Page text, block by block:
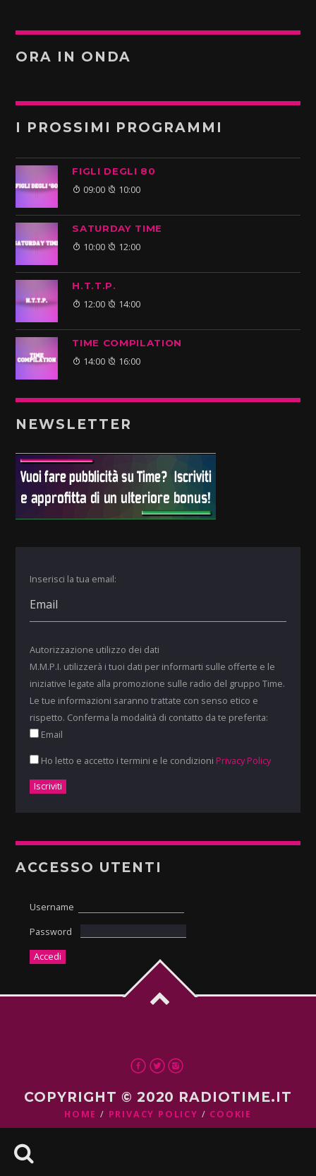
ORA IN ONDA
I PROSSIMI PROGRAMMI
FIGLI DEGLI 80
09:00 10:00
SATURDAY TIME
10:00 12:00
H.T.T.P.
12:00 14:00
TIME COMPILATION
14:00 16:00
NEWSLETTER
Inserisci la tua email:
Autorizzazione utilizzo dei dati
M.M.P.I. utilizzerà i tuoi dati per informarti sulle offerte e le
iniziative legate alla promozione sulle radio del gruppo Time.
Le tue informazioni saranno trattate con senso etico e
rispetto. Conferma la modalità di contatto da te preferita:
Email
Ho letto e accetto i termini e le condizioni Privacy Policy
ACCESSO UTENTI
Username
Password
COPYRIGHT © 2020 RADIOTIME.IT
HOME PRIVACY POLICY COOKIE